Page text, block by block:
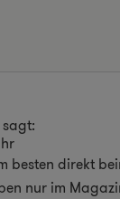
sagt:
besten direkt
nur im